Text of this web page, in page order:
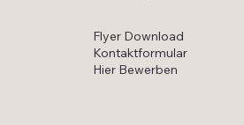
Flyer Download
Kontaktformular
Hier Bewerben